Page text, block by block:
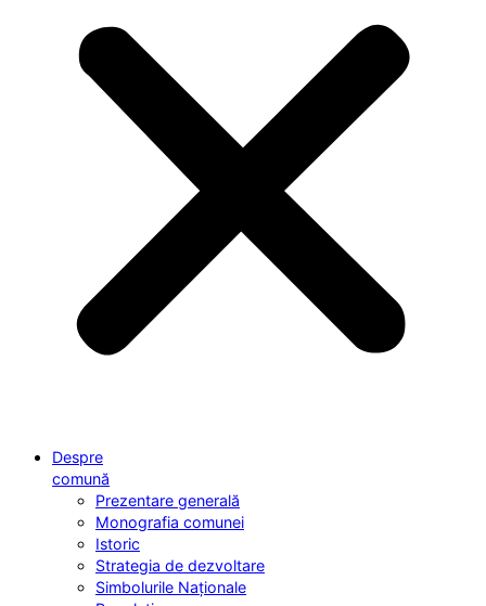
Despre
comună
Prezentare generală
Monografia comunei
Istoric
Strategia de dezvoltare
Simbolurile Naționale